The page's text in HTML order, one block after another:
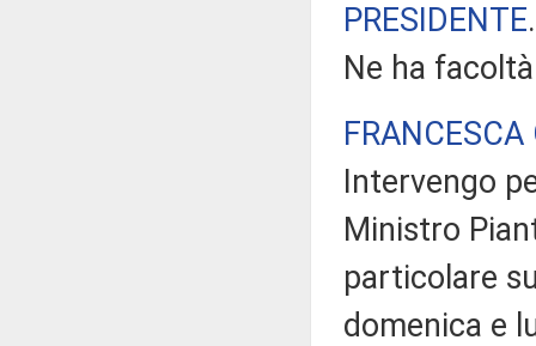
PRESIDENTE
Ne ha
FRANCESCA
Intervengo
Ministro
particolare
domenica e